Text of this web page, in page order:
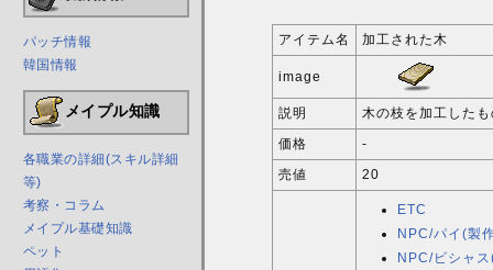
パッチ情報
韓国情報
メイプル知識
各職業の詳細(スキル詳細
等)
考察・コラム
メイプル基礎知識
ペット
アイテム名 加工された木
image
説明
木の枝を加工した
価格
-
売値
20
ETC
NPC/パイ(製
NPC/ビシャ